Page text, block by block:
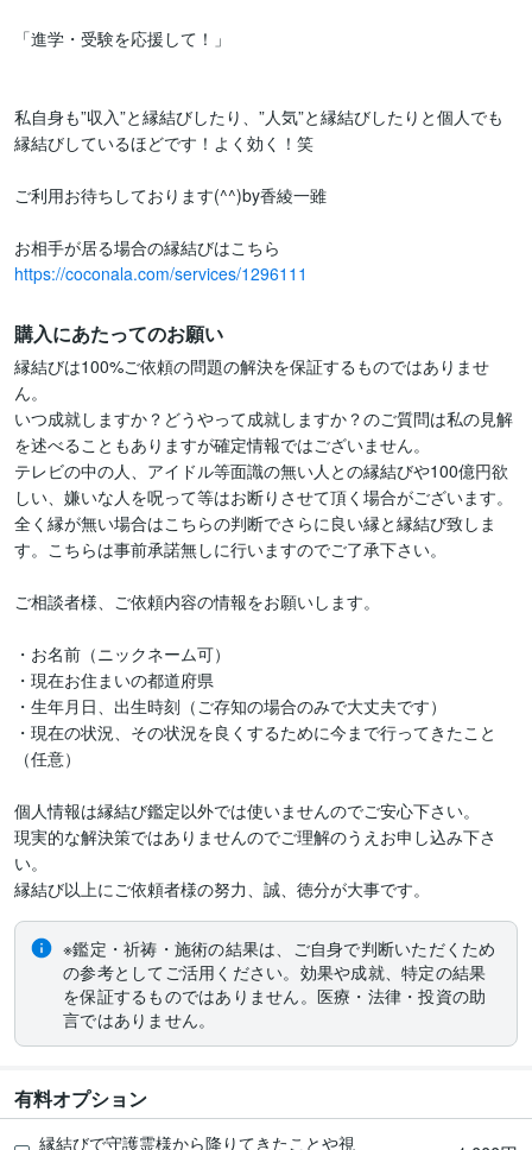
「進学・受験を応援して！」
私自身も”収入”と縁結びしたり、”人気”と縁結びしたりと個人でも
縁結びしているほどです！よく効く！笑
ご利用お待ちしております(^^)by香綾一雖
https://coconala.com/services/1296111
購入にあたってのお願い
縁結びは100%ご依頼の問題の解決を保証するものではありませ
ん。
いつ成就しますか？どうやって成就しますか？のご質問は私の見解
を述べることもありますが確定情報ではございません。
テレビの中の人、アイドル等面識の無い人との縁結びや100億円欲
しい、嫌いな人を呪って等はお断りさせて頂く場合がございます。
全く縁が無い場合はこちらの判断でさらに良い縁と縁結び致しま
す。こちらは事前承諾無しに行いますのでご了承下さい。
ご相談者様、ご依頼内容の情報をお願いします。
・お名前（ニックネーム可）
・現在お住まいの都道府県
・生年月日、出生時刻（ご存知の場合のみで大丈夫です）
・現在の状況、その状況を良くするために今まで行ってきたこと
（任意）
個人情報は縁結び鑑定以外では使いませんのでご安心下さい。
現実的な解決策ではありませんのでご理解のうえお申し込み下さ
い。
縁結び以上にご依頼者様の努力、誠、徳分が大事です。
※鑑定・祈祷・施術の結果は、ご自身で判断いただくため
の参考としてご活用ください。効果や成就、特定の結果
を保証するものではありません。医療・法律・投資の助
言ではありません。
有料オプション
縁結びで守護霊様から降りてきたことや視